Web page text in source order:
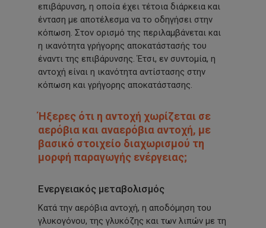
επιβάρυνση, η οποία έχει τέτοια διάρκεια και
ένταση με αποτέλεσμα να το οδηγήσει στην
κόπωση. Στον ορισμό της περιλαμβάνεται και
η ικανότητα γρήγορης αποκατάστασής του
έναντι της επιβάρυνσης. Έτσι, εν συντομία, η
αντοχή είναι η ικανότητα αντίστασης στην
κόπωση και γρήγορης αποκατάστασης.
Ήξερες ότι η αντοχή χωρίζεται σε
αερόβια και αναερόβια αντοχή, με
βασικό στοιχείο διαχωρισμού τη
μορφή παραγωγής ενέργειας;
Ενεργειακός μεταβολισμός
Κατά την αερόβια αντοχή, η αποδόμηση του
γλυκογόνου, της γλυκόζης και των λιπών με τη